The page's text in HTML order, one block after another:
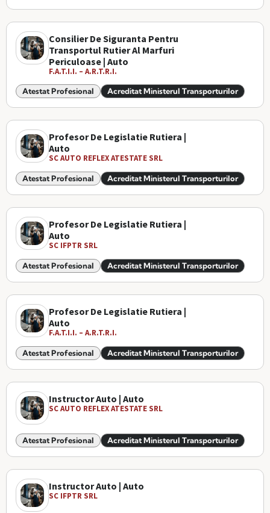
Consilier De Siguranta Pentru
Transportul Rutier Al Marfuri
Periculoase | Auto
F.A.T.I.I. – A.R.T.R.I.
Atestat Profesional Acreditat Ministerul Transporturilor
Profesor De Legislatie Rutiera |
Auto
SC AUTO REFLEX ATESTATE SRL
Atestat Profesional Acreditat Ministerul Transporturilor
Profesor De Legislatie Rutiera |
Auto
SC IFPTR SRL
Atestat Profesional Acreditat Ministerul Transporturilor
Profesor De Legislatie Rutiera |
Auto
F.A.T.I.I. – A.R.T.R.I.
Atestat Profesional Acreditat Ministerul Transporturilor
Instructor Auto | Auto
SC AUTO REFLEX ATESTATE SRL
Atestat Profesional Acreditat Ministerul Transporturilor
Instructor Auto | Auto
SC IFPTR SRL